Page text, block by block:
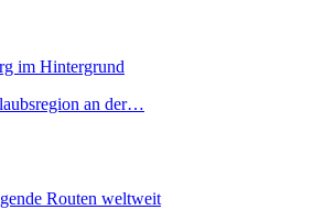
an der…
Routen weltweit